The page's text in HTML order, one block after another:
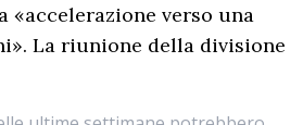
«accelerazione verso una
La riunione della divisione